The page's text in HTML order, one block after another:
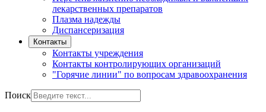
лекарственных препаратов
Плазма надежды
Диспансеризация
Контакты
Контакты учреждения
Контакты контролирующих организаций
"Горячие линии" по вопросам здравоохранения
Поиск